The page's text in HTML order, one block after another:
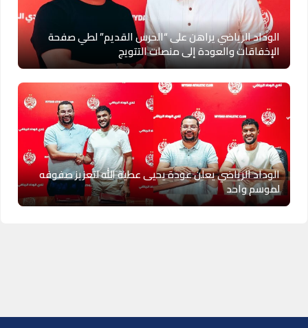
الوداد الرياضي يراهن على “الحرس القديم” لطي صفحة
الإخفاقات والعودة إلى منصات التتويج
الوداد الرياضي يعلن عودة يحيى عطية الله لتعزيز صفوفه
لموسم واحد